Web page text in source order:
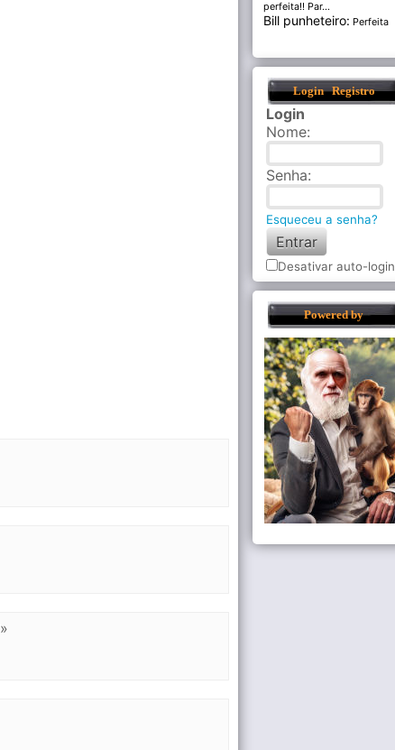
»
perfeita!! Par...
Bill punheteiro: Perfeita
Login Registro
Login
Nome:
Senha:
Esqueceu a senha?
Desativar auto-login
Powered by